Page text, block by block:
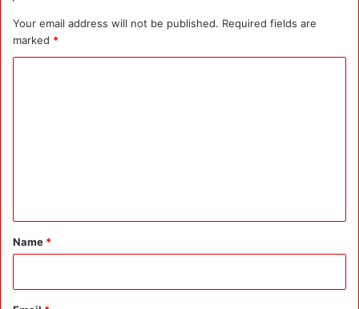
Your email address will not be published. Required fields are
marked *
*
Name *